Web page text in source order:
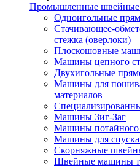
Промышленные
Одноигольные
Стачивающее-
стежка (оверлоки)
Плоскошовные
Машины цепного
Двухигольные
Машины для
материалов
Машины Зиг-Заг
Машины потайного
Машины для спуска
Скорняжные
Швейные машины